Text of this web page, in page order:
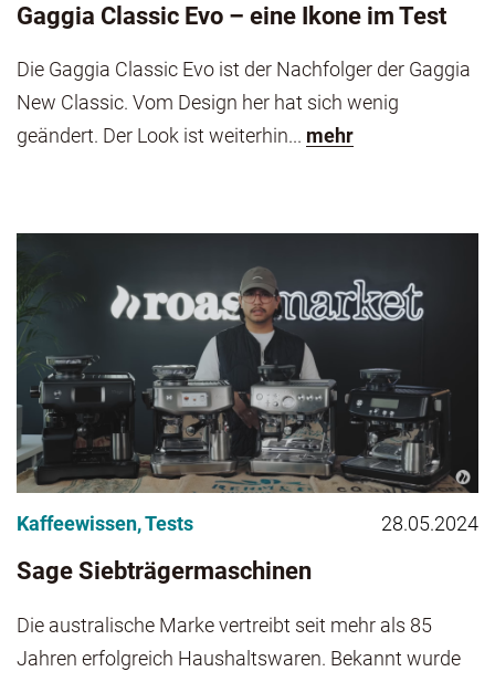
Gaggia Classic Evo – eine Ikone im Test
Die Gaggia Classic Evo ist der Nachfolger der Gaggia
New Classic. Vom Design her hat sich wenig
geändert. Der Look ist weiterhin... mehr
Kaffeewissen,Tests 28.05.2024
Sage Siebträgermaschinen
Die australische Marke vertreibt seit mehr als 85
Jahren erfolgreich Haushaltswaren. Bekannt wurde